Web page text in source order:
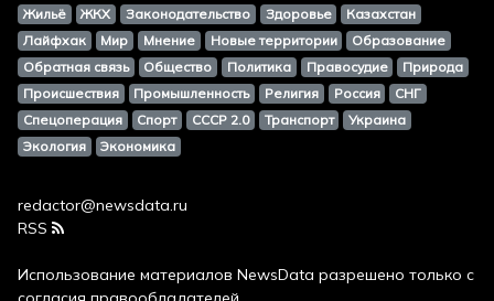
Жильё
ЖКХ Законодательство Здоровье
Казахстан
Лайфхак
Мир Мнение Новые территории
Образование
Обратная связь
Общество Политика Правосудие
Природа
Происшествия
Промышленность Религия Россия
СНГ
Спецоперация
Спорт СССР 2.0 Транспорт
Украина
Экология
Экономика
redactor@newsdata.ru
RSS
Использование материалов NewsData разрешено только с